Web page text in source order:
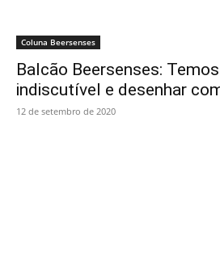
Coluna Beersenses
Balcão Beersenses:
indiscutível e desenhar
12 de setembro de 2020